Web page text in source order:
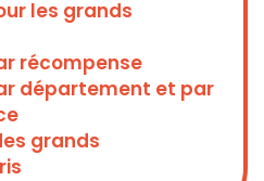
les grands
récompense
département et par
grands